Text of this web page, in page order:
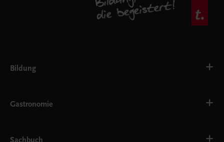
Bildung
AHS
EWF/ZWF
Gastronomie
Getränke
Sachbuch